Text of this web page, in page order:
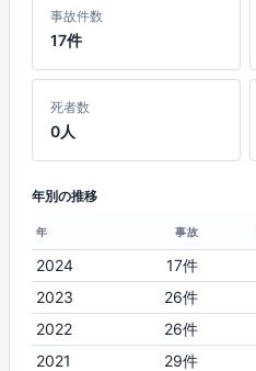
事故件数
17件
死者数
0人
年別の推移
年 事故
2024 17件
2023
26件
2022
26件
2021
29件